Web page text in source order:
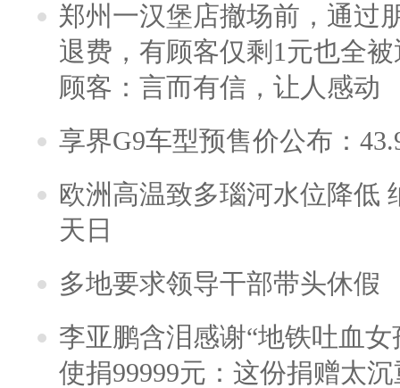
郑州一汉堡店撤场前，通过
退费，有顾客仅剩1元也全
顾客：言而有信，让人感动
享界G9车型预售价公布：
欧洲高温致多瑙河水位降低
天日
多地要求领导干部带头休假
李亚鹏含泪感谢“地铁吐血
使捐99999元：这份捐赠太